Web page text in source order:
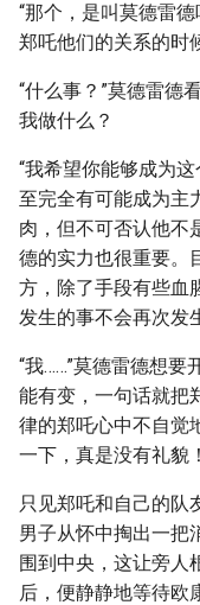
“那个，是叫莫德雷
郑吒他们的关系的时
“什么事？”莫德雷德
我做什么？
“我希望你能够成为
至完全有可能成为主
肉，但不可否认他不
德的实力也很重要。
方，除了手段有些血
发生的事不会再次发
“我……”莫德雷德想要
能有变，一句话就把
律的郑吒心中不自觉
一下，真是没有礼貌！
只见郑吒和自己的队
男子从怀中掏出一把
围到中央，这让旁人
后，便静静地等待欧